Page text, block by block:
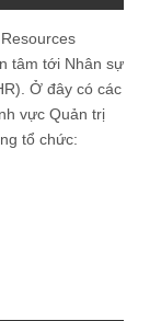
tâm tới Nhân sự
Ở đây có các
vực Quản trị
tổ chức: